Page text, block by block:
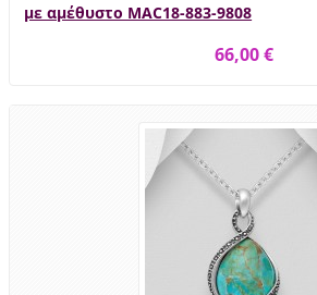
με αμέθυστο MAC18-883-9808
66,00 €